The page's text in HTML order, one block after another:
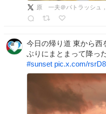
原 一夫＠パトラッシュ
今日の帰り道 東から西
ぶりにまとまって降っ
#sunset pic.x.com/